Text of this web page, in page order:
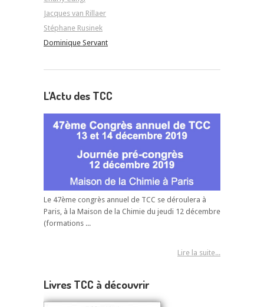
Jacques van Rillaer
Stéphane Rusinek
Dominique Servant
L'Actu des TCC
Le 47ème congrès annuel de TCC se déroulera à
Paris, à la Maison de la Chimie du jeudi 12 décembre
(formations ...
Lire la suite...
Livres TCC à découvrir